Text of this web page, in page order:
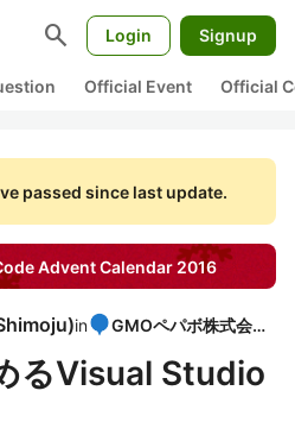
search Login Signup
Official Event Official
passed since last update.
Advent Calendar2016
)in GMOペパボ株式会社
るVisual Studio